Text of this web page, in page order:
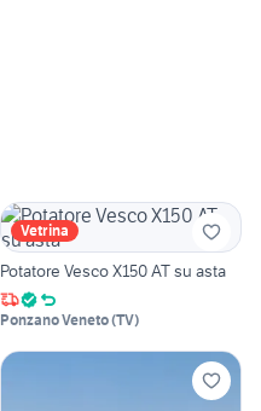
Vetrina
Potatore Vesco X150 AT su asta
Ponzano Veneto(TV)